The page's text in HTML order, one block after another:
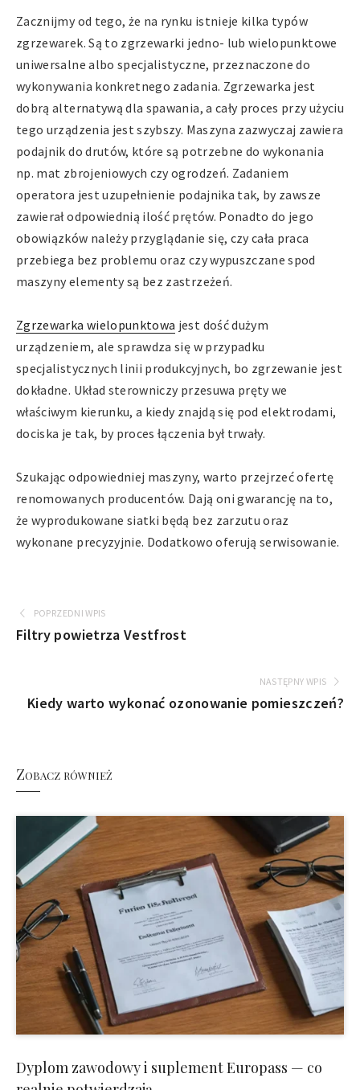
Zacznijmy od tego, że na rynku istnieje kilka typów
zgrzewarek. Są to zgrzewarki jedno- lub wielopunktowe
uniwersalne albo specjalistyczne, przeznaczone do
wykonywania konkretnego zadania. Zgrzewarka jest
dobrą alternatywą dla spawania, a cały proces przy użyciu
tego urządzenia jest szybszy. Maszyna zazwyczaj zawiera
podajnik do drutów, które są potrzebne do wykonania
np. mat zbrojeniowych czy ogrodzeń. Zadaniem
operatora jest uzupełnienie podajnika tak, by zawsze
zawierał odpowiednią ilość prętów. Ponadto do jego
obowiązków należy przyglądanie się, czy cała praca
przebiega bez problemu oraz czy wypuszczane spod
maszyny elementy są bez zastrzeżeń.
Zgrzewarka wielopunktowa jest dość dużym
urządzeniem, ale sprawdza się w przypadku
specjalistycznych linii produkcyjnych, bo zgrzewanie jest
dokładne. Układ sterowniczy przesuwa pręty we
właściwym kierunku, a kiedy znajdą się pod elektrodami,
dociska je tak, by proces łączenia był trwały.
Szukając odpowiedniej maszyny, warto przejrzeć ofertę
renomowanych producentów. Dają oni gwarancję na to,
że wyprodukowane siatki będą bez zarzutu oraz
wykonane precyzyjnie. Dodatkowo oferują serwisowanie.
POPRZEDNI WPIS
Filtry powietrza Vestfrost
NASTĘPNY WPIS
Kiedy warto wykonać ozonowanie pomieszczeń?
Zobacz również
Dyplom zawodowy i suplement Europass — co